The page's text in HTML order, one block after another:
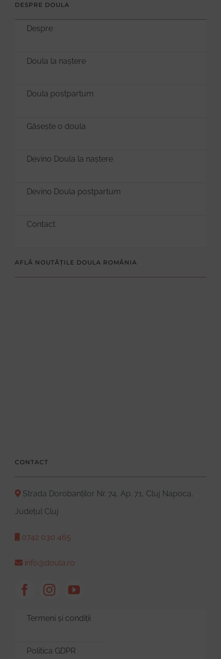
DESPRE DOULA
Despre
Doula la naștere
Doula postpartum
Găsește o doula
Devino Doula la naștere
Devino Doula postpartum
Contact
AFLĂ NOUTĂȚILE DOULA ROMÂNIA
CONTACT
Strada Dorobanților Nr. 74, Ap. 71, Cluj Napoca,
Județul Cluj
0742 030 465
info@doula.ro
Termeni și condiții
Politica GDPR